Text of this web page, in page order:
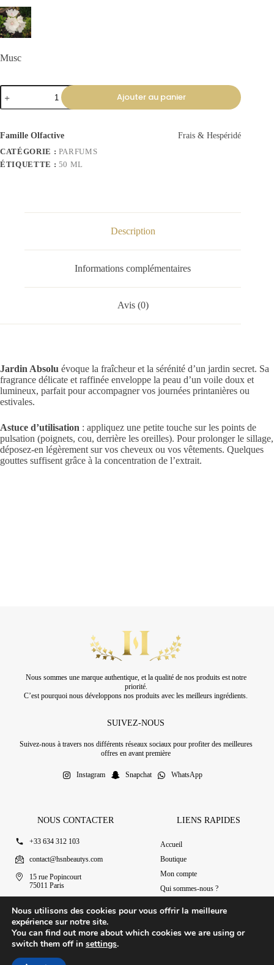
Musc
Ajouter au panier
Famille Olfactive
Frais & Hespéridé
CATÉGORIE : PARFUMS
ÉTIQUETTE : 50 ML
Description
Informations complémentaires
Avis (0)
Jardin Absolu évoque la fraîcheur et la sérénité d’un jardin secret. Sa
fragrance délicate et raffinée enveloppe la peau d’un voile doux et
lumineux, parfait pour accompagner vos journées printanières ou
estivales.
Astuce d’utilisation : appliquez une petite touche sur les points de
pulsation (poignets, cou, derrière les oreilles). Pour prolonger le sillage,
déposez-en légèrement sur vos cheveux ou vos vêtements. Quelques
gouttes suffisent grâce à la concentration de l’extrait.
Nous sommes une marque authentique, et la qualité de nos produits est notre
priorité.
C’est pourquoi nous développons nos produits avec les meilleurs ingrédients.
SUIVEZ-NOUS
Suivez-nous à travers nos différents réseaux sociaux pour profiter des meilleures
offres en avant première
Instagram Snapchat WhatsApp
NOUS CONTACTER
+33 634 312 103
contact@hsnbeautys.com
15 rue Popincourt
75011 Paris
LIENS RAPIDES
Accueil
Boutique
Mon compte
Qui sommes-nous ?
Nous utilisons des cookies pour vous offrir la meilleure
expérience sur notre site.
You can find out more about which cookies we are using or
switch them off in settings.